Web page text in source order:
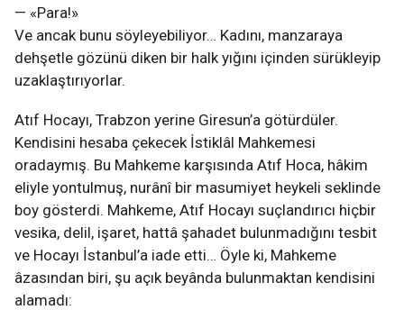
— «Para!»
Ve ancak bunu söyleyebiliyor… Kadını, manzaraya
dehşetle gözünü diken bir halk yığını içinden sürükleyip
uzaklaştırıyorlar.
Atıf Hocayı, Trabzon yerine Giresun’a götürdüler.
Kendisini hesaba çekecek İstiklâl Mahkemesi
oradaymış. Bu Mahkeme karşısında Atıf Hoca, hâkim
eliyle yontulmuş, nurânî bir masumiyet heykeli seklinde
boy gösterdi. Mahkeme, Atıf Hocayı suçlandırıcı hiçbir
vesika, delil, işaret, hattâ şahadet bulunmadığını tesbit
ve Hocayı İstanbul’a iade etti… Öyle ki, Mahkeme
âzasından biri, şu açık beyânda bulunmaktan kendisini
alamadı: